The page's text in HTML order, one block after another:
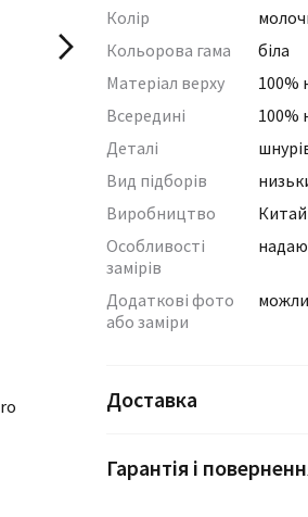
Колір
Кольорова гама
біла
Матеріал верху
100%
Всередині
100%
Деталі
Вид підборів
Виробництво
Китай
Особливості
замірів
Додаткові фото
або заміри
Доставка
Гарантія і